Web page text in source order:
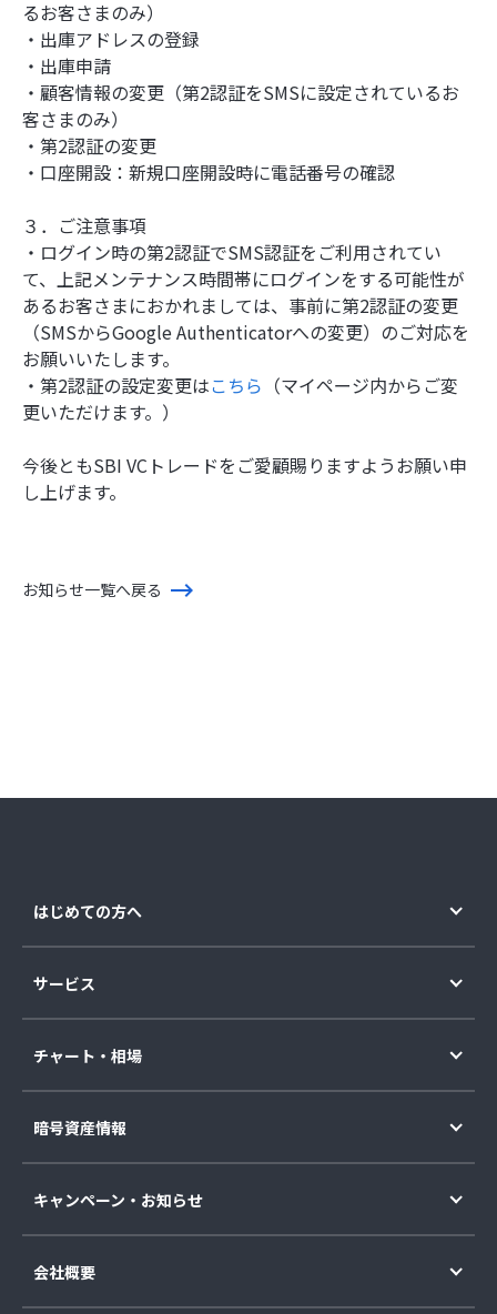
るお客さまのみ）
・出庫アドレスの登録
・出庫申請
・顧客情報の変更（第2認証をSMSに設定されているお
客さまのみ）
・第2認証の変更
・口座開設：新規口座開設時に電話番号の確認
３．ご注意事項
・ログイン時の第2認証でSMS認証をご利用されてい
て、上記メンテナンス時間帯にログインをする可能性が
あるお客さまにおかれましては、事前に第2認証の変更
（SMSからGoogle Authenticatorへの変更）のご対応を
お願いいたします。
・第2認証の設定変更はこちら （マイページ内からご変
更いただけます。）
今後ともSBI VCトレードをご愛顧賜りますようお願い申
し上げます。
お知らせ一覧へ戻る
はじめての方へ
サービス
チャート・相場
暗号資産情報
キャンペーン・お知らせ
会社概要